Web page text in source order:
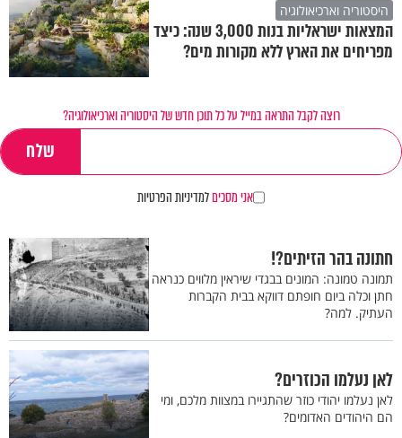
היסטוריה וארכיאולוגיה
המצאות ישראליות בנות 3,000 שנה: כיצד
מפריחים את הארץ ללא מקורות מים?
רוצה לקבל התראה במייל על כל תוכן חדש של היסטוריה וארכיאולוגיה?
אני מסכיםלמדיניות הפרטיות
חתונה בהר הזיתים?!
תמונה טמונה: המונים בבגדי שיראין מלווים כנראה
חתן וכלה ביום חופתם דווקא בבית הקברות
העתיק. למה?
לאן נעלמו הכוזרים?
לאן נעלמו יהודי כוזר שהתגיירו במצוות מלכם, ומי
הם היהודים האדומים?